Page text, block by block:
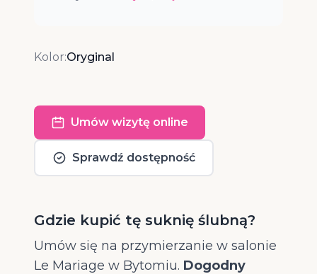
Kolor:Oryginal
Umów wizytę online
Sprawdź dostępność
Gdzie kupić tę suknię ślubną?
Umów się na przymierzanie w salonie
Le Mariage w Bytomiu. Dogodny